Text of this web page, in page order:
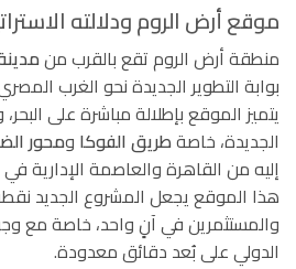
موقع أرض الروم ودلالته
منطقة أرض الروم تقع بالقرب من
بوابة التطوير الجديدة نحو الغرب
يتميز الموقع بإطلالة مباشرة على
الجديدة، خاصةطريق الفوكا ومحور
إليه من القاهرة والعاصمة الإدارية
هذا الموقع يجعل المشروع الجديد
والمستثمرين في آنٍ واحد، خاصة مع
الدولي على بُعد دقائق معدودة.